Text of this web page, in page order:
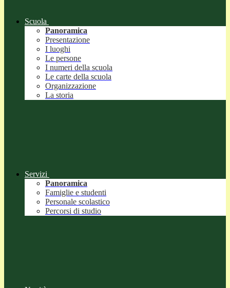
Scuola
Panoramica
Presentazione
I luoghi
Le persone
I numeri della scuola
Le carte della scuola
Organizzazione
La storia
Servizi
Panoramica
Famiglie e studenti
Personale scolastico
Percorsi di studio